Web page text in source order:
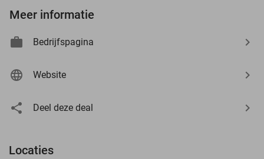
Meer informatie
Bedrijfspagina
Website
Deel deze deal
Locaties